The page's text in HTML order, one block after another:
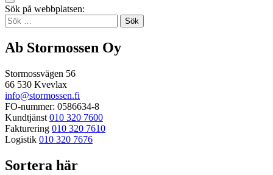
Tillbaka
up
Sök på webbplatsen:
Sök
efter:
Ab Stormossen Oy
Stormossvägen 56
66 530 Kvevlax
info@stormossen.fi
FO-nummer: 0586634-8
Kundtjänst 010 320 7600
Fakturering 010 320 7610
Logistik 010 320 7676
Sortera här